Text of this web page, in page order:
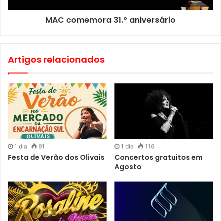
MAC comemora 31.º aniversário
Artigos relacionados
1 dia 91
Festa de Verão dos Olivais
1 dia 116
Concertos gratuitos em
Agosto